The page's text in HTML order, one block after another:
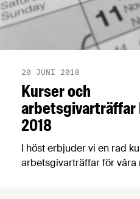
Kurser och
arbetsgivarträffar
2018
20 JUNI 2018
I höst erbjuder vi en rad
arbetsgivarträffar för våra